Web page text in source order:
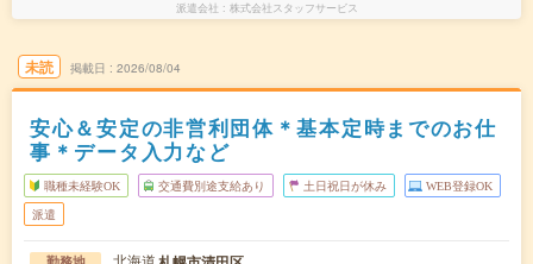
派遣会社 株式会社スタッフサービス
未読 掲載日 2026/08/04
安心＆安定の非営利団体＊基本定時までのお仕
事＊データ入力など
職種未経験OK 交通費別途支給あり 土日祝日が休み WEB登録OK
派遣
北海道